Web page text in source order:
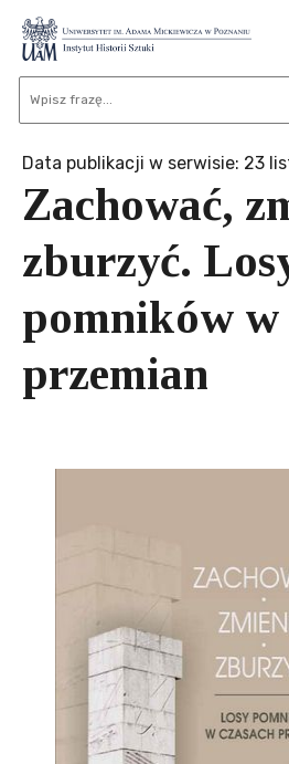
Data publikacji w serwisie: 23
Zachować,
zburzyć.
pomników w
przemian